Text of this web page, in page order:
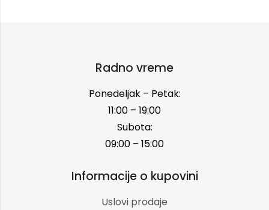
Radno vreme
Ponedeljak – Petak:
11:00 – 19:00
Subota:
09:00 – 15:00
Informacije o kupovini
Uslovi prodaje